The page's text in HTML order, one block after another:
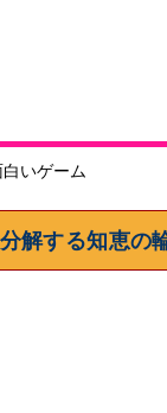
白いゲーム
解する知恵の